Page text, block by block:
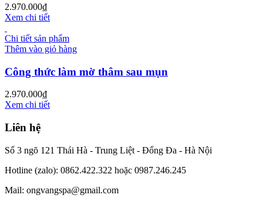
2.970.000₫
Xem chi tiết
Chi tiết sản phẩm
Thêm vào giỏ hàng
Công thức làm mờ thâm sau mụn
2.970.000₫
Xem chi tiết
Liên hệ
Số 3 ngõ 121 Thái Hà - Trung Liệt - Đống Đa - Hà Nội
Hotline (zalo): 0862.422.322 hoặc 0987.246.245
Mail: ongvangspa@gmail.com